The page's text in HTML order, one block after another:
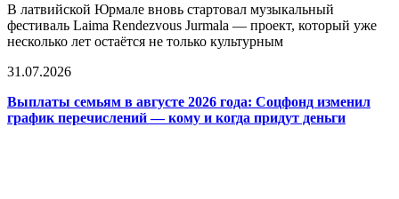
В латвийской Юрмале вновь стартовал музыкальный
фестиваль Laima Rendezvous Jurmala — проект, который уже
несколько лет остаётся не только культурным
31.07.2026
Выплаты семьям в августе 2026 года: Соцфонд изменил
график перечислений — кому и когда придут деньги